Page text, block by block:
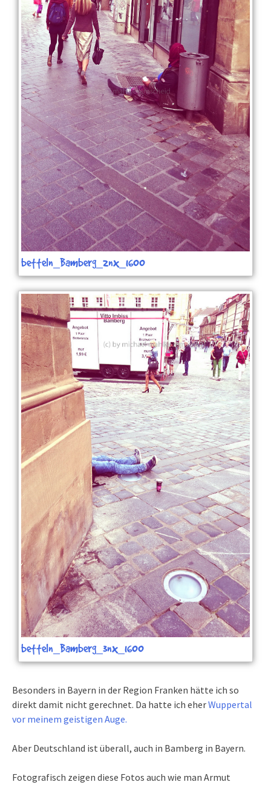
betteln_Bamberg_2nx_1600
betteln_Bamberg_3nx_1600
Besonders in Bayern in der Region Franken hätte ich so
direkt damit nicht gerechnet. Da hatte ich eherWuppertal
vor meinem geistigen Auge.
Aber Deutschland ist überall, auch in Bamberg in Bayern.
Fotografisch zeigen diese Fotos auch wie man Armut